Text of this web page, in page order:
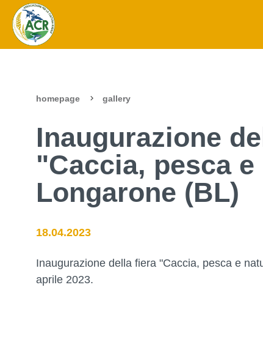
homepage gallery
Inaugurazione
"Caccia, pesca
Longarone (BL)
18.04.2023
Inaugurazione della fiera "Caccia, pesca e
aprile 2023.